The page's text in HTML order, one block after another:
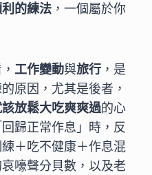
的練法 ，一個屬於你
工作變動與旅行 ，是
原因，尤其是後者，
放鬆大吃爽爽過的心
歸正常作息」時，反
＋吃不健康＋作息混
嚎聲分貝數，以及老